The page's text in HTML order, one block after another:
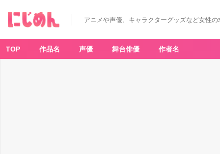
アニメや声優、キャラクターグッズなど女性
TOP 作品名 声優 舞台俳優 作者名